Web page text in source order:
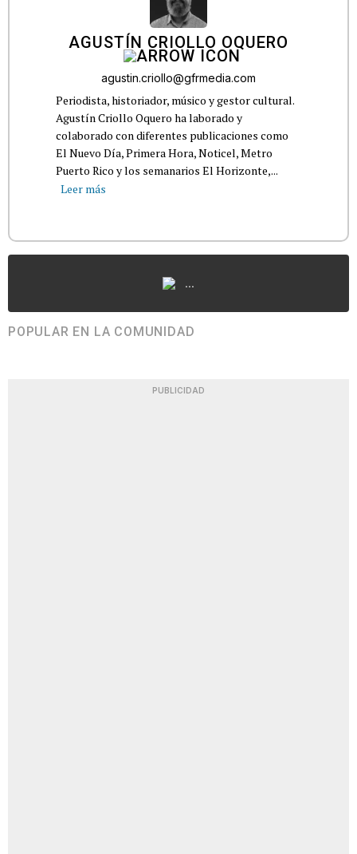
AGUSTÍN CRIOLLO OQUERO
agustin.criollo@gfrmedia.com
Periodista, historiador, músico y gestor cultural.
Agustín Criollo Oquero ha laborado y
colaborado con diferentes publicaciones como
El Nuevo Día, Primera Hora, Noticel, Metro
Puerto Rico y los semanarios El Horizonte,...
Leer más
...
POPULAR EN LA COMUNIDAD
PUBLICIDAD